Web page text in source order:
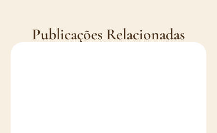
Publicações Relacionadas